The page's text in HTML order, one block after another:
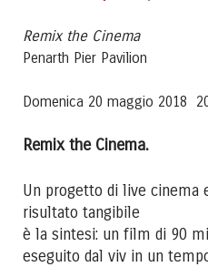
Remix the Cinema
Penarth Pier Pavilion
Domenica 20 maggio 2018
Remix the Cinema.
Un progetto di live cinema
risultato tangibile
è la sintesi: un film di 90
eseguito dal viv in un